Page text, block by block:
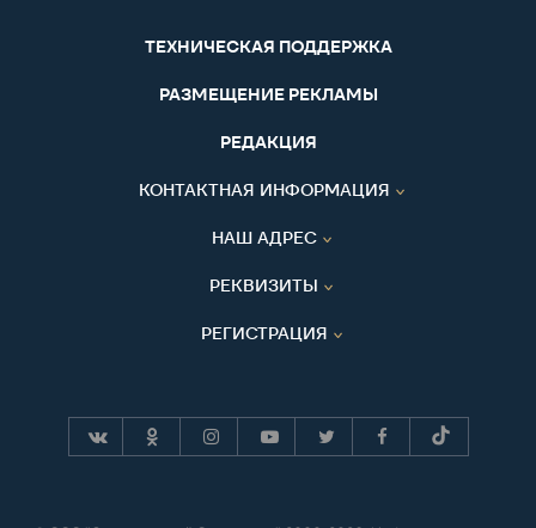
ТЕХНИЧЕСКАЯ ПОДДЕРЖКА
РАЗМЕЩЕНИЕ РЕКЛАМЫ
РЕДАКЦИЯ
КОНТАКТНАЯ ИНФОРМАЦИЯ
НАШ АДРЕС
РЕКВИЗИТЫ
РЕГИСТРАЦИЯ